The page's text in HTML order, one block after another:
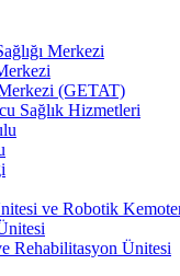
Merkezi
(GETAT)
Sağlık Hizmetleri
ve Robotik
Rehabilitasyon Ünitesi